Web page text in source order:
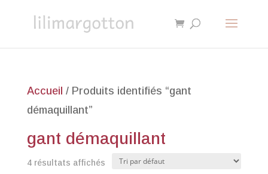
Accueil / Produits identifiés “gant
démaquillant”
gant démaquillant
4 résultats affichés